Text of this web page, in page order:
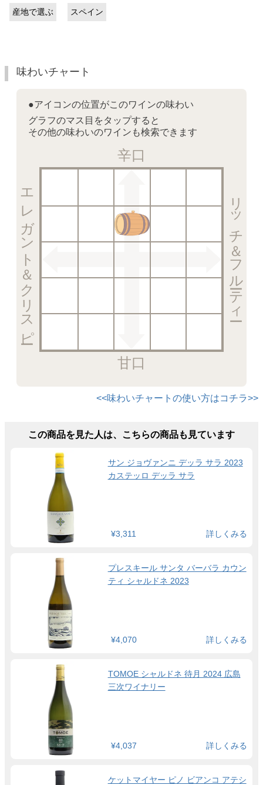
産地で選ぶ スペイン
味わいチャート
●アイコンの位置がこのワインの味わい
グラフのマス目をタップすると
その他の味わいのワインも検索できます
辛口
リッチ＆フルーティー
甘口
エレガント＆クリスピー
<<味わいチャートの使い方はコチラ>>
この商品を見た人は、こちらの商品も見ています
サン ジョヴァンニ デッラ サラ 2023
カステッロ デッラ サラ
¥3,311 詳しくみる
プレスキール サンタ バーバラ カウン
ティ シャルドネ 2023
¥4,070 詳しくみる
TOMOE シャルドネ 待月 2024 広島
三次ワイナリー
¥4,037 詳しくみる
ケットマイヤー ピノ ビアンコ アテシ